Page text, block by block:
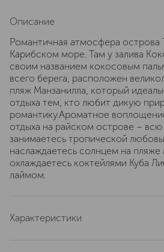
Описание
Романтичная атмосфера острова
Карибском море. Там у залива
своим названием кокосовым
всего берега, расположен
пляж Манзанилла, который
отдыха тем, кто любит дикую
романтику.Ароматное
отдыха на райском острове –
занимаетесь тропической
наслаждаетесь солнцем на пляже
охлаждаетесь коктейлями Куба
лаймом.
Характеристики